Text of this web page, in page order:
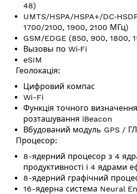
48)
UMTS/HSPA/HSPA+/
1700/2100, 1900, 2100 МГц)
GSM/EDGE (850, 900, 1800,
Вызовы по Wi‑Fi
eSIM
Геолокація:
Цифровий компас
Wi-Fi
Функція точного
розташування iBeacon
Вбудований модуль GPS /
Процесор:
8-ядерний процесор з 4
продуктивності і 4 ядрами
8-ядерний графічний
16-ядерна система Neural